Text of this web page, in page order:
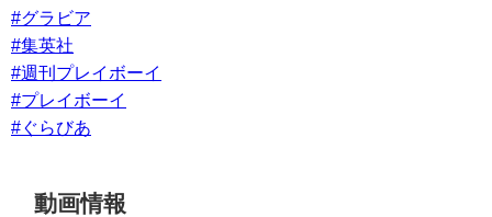
#グラビア
#集英社
#週刊プレイボーイ
#プレイボーイ
#ぐらびあ
動画情報